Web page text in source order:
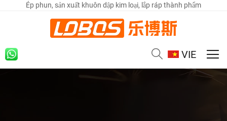
Ép phun, sản xuất khuôn dập kim loại, lắp ráp thành phẩm
VIE